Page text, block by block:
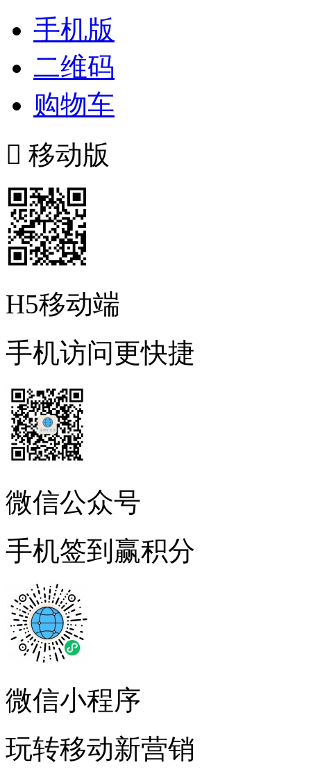
手机版
二维码
购物车
 移动版
H5移动端
手机访问更快捷
微信公众号
手机签到赢积分
微信小程序
玩转移动新营销